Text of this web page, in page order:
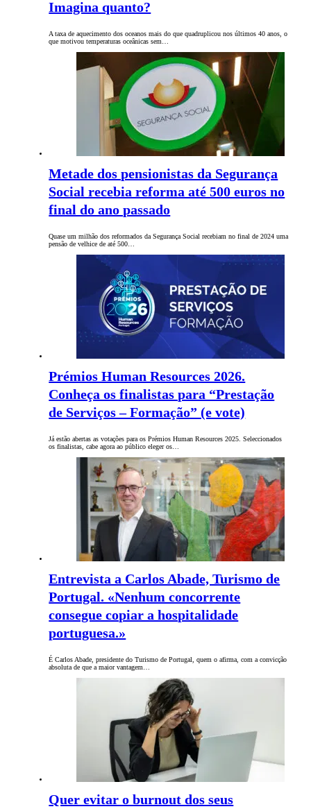
Imagina quanto?
A taxa de aquecimento dos oceanos mais do que quadruplicou nos últimos 40 anos, o
que motivou temperaturas oceânicas sem…
Metade dos pensionistas da Segurança
Social recebia reforma até 500 euros no
final do ano passado
Quase um milhão dos reformados da Segurança Social recebiam no final de 2024 uma
pensão de velhice de até 500…
Prémios Human Resources 2026.
Conheça os finalistas para “Prestação
de Serviços – Formação” (e vote)
Já estão abertas as votações para os Prémios Human Resources 2025. Seleccionados
os finalistas, cabe agora ao público eleger os…
Entrevista a Carlos Abade, Turismo de
Portugal. «Nenhum concorrente
consegue copiar a hospitalidade
portuguesa.»
É Carlos Abade, presidente do Turismo de Portugal, quem o afirma, com a convicção
absoluta de que a maior vantagem…
Quer evitar o burnout dos seus